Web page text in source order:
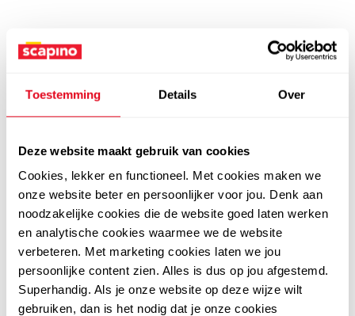
Toestemming Details Over
Deze website maakt gebruik van cookies
Cookies, lekker en functioneel. Met cookies maken we
onze website beter en persoonlijker voor jou. Denk aan
noodzakelijke cookies die de website goed laten werken
en analytische cookies waarmee we de website
verbeteren. Met marketing cookies laten we jou
persoonlijke content zien. Alles is dus op jou afgestemd.
Superhandig. Als je onze website op deze wijze wilt
gebruiken, dan is het nodig dat je onze cookies